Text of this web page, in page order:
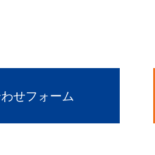
せフォーム